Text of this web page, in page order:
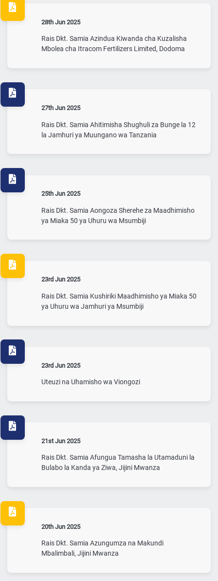
28th Jun 2025
Rais Dkt. Samia Azindua Kiwanda cha Kuzalisha
Mbolea cha Itracom Fertilizers Limited, Dodoma
27th Jun 2025
Rais Dkt. Samia Ahitimisha Shughuli za Bunge la 12
la Jamhuri ya Muungano wa Tanzania
25th Jun 2025
Rais Dkt. Samia Aongoza Sherehe za Maadhimisho
ya Miaka 50 ya Uhuru wa Msumbiji
23rd Jun 2025
Rais Dkt. Samia Kushiriki Maadhimisho ya Miaka 50
ya Uhuru wa Jamhuri ya Msumbiji
23rd Jun 2025
Uteuzi na Uhamisho wa Viongozi
21st Jun 2025
Rais Dkt. Samia Afungua Tamasha la Utamaduni la
Bulabo la Kanda ya Ziwa, Jijini Mwanza
20th Jun 2025
Rais Dkt. Samia Azungumza na Makundi
Mbalimbali, Jijini Mwanza